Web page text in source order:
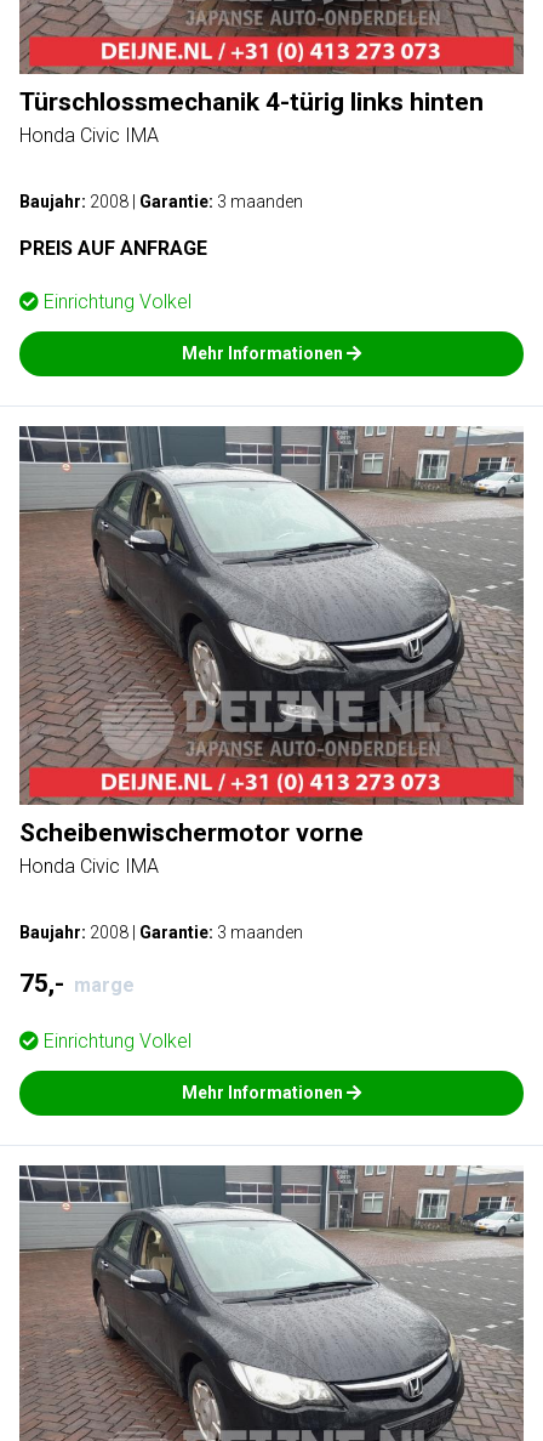
Türschlossmechanik 4-türig links hinten
Honda Civic IMA
Baujahr: 2008 Garantie: 3 maanden
PREIS AUF ANFRAGE
Einrichtung Volkel
Mehr Informationen
Scheibenwischermotor vorne
Honda Civic IMA
Baujahr: 2008 Garantie: 3 maanden
75,- marge
Einrichtung Volkel
Mehr Informationen